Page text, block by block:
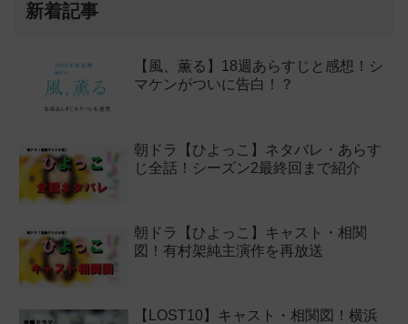
新着記事
【風、薫る】18週あらすじと感想！シ
マケンがついに告白！？
朝ドラ【ひよっこ】ネタバレ・あらす
じ全話！シーズン2最終回まで紹介
朝ドラ【ひよっこ】キャスト・相関
図！有村架純主演作を再放送
【LOST10】キャスト・相関図！横浜